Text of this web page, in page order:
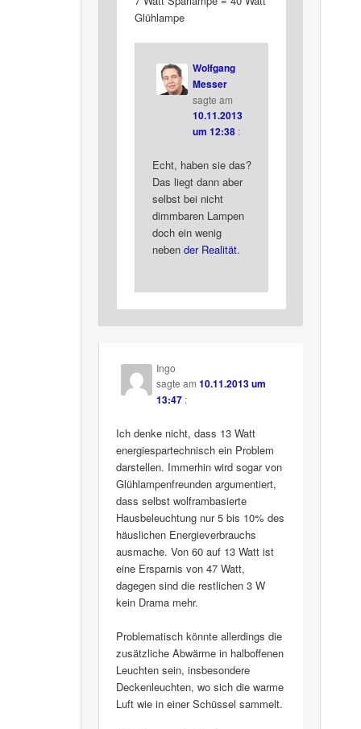
Glühlampe
Wolfgang
Messer
sagte am
10.11.2013
um 12:38 :
Echt, haben sie das?
Das liegt dann aber
selbst bei nicht
dimmbaren Lampen
doch ein wenig
neben der Realität.
Ingo
sagte am10.11.2013 um
13:47 :
Ich denke nicht, dass 13 Watt
energiespartechnisch ein Problem
darstellen. Immerhin wird sogar von
Glühlampenfreunden argumentiert,
dass selbst wolframbasierte
Hausbeleuchtung nur 5 bis 10% des
häuslichen Energieverbrauchs
ausmache. Von 60 auf 13 Watt ist
eine Ersparnis von 47 Watt,
dagegen sind die restlichen 3 W
kein Drama mehr.
Problematisch könnte allerdings die
zusätzliche Abwärme in halboffenen
Leuchten sein, insbesondere
Deckenleuchten, wo sich die warme
Luft wie in einer Schüssel sammelt.